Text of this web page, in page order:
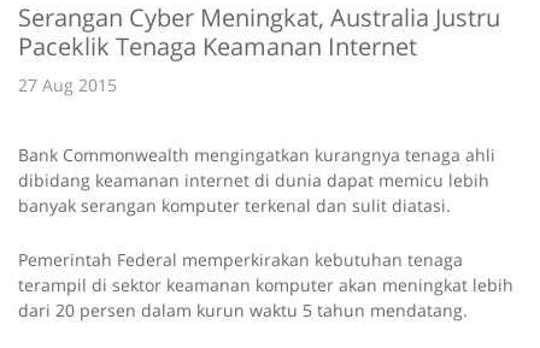
Serangan Cyber Meningkat, Australia Justru
Paceklik Tenaga Keamanan Internet
27 Aug 2015
Bank Commonwealth mengingatkan kurangnya tenaga ahli
dibidang keamanan internet di dunia dapat memicu lebih
banyak serangan komputer terkenal dan sulit diatasi.
Pemerintah Federal memperkirakan kebutuhan tenaga
terampil di sektor keamanan komputer akan meningkat lebih
dari 20 persen dalam kurun waktu 5 tahun mendatang.